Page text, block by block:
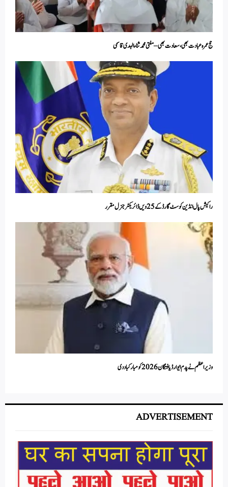
حج عمرہ عبادت بھی،سعادت بھی – مفتی محمد ثناء الہدی قاسمی
راکیش پال انڈین کوسٹ گارڈ کے 25 ویں ڈائریکٹر جنرل مقرر
وزیر اعظم نے پدم ایوارڈ یافتگان 2026 کو مبارکباد دی
ADVERTISEMENT